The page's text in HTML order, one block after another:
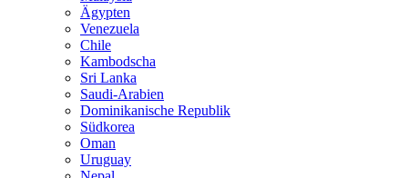
Ägypten
Venezuela
Chile
Kambodscha
Sri Lanka
Saudi-Arabien
Dominikanische Republik
Südkorea
Oman
Uruguay